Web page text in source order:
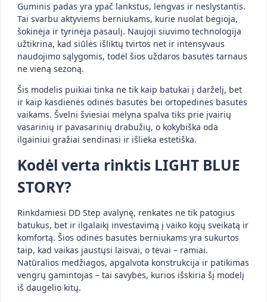
Guminis padas yra ypač lankstus, lengvas ir neslystantis.
Tai svarbu aktyviems berniukams, kurie nuolat bėgioja,
šokinėja ir tyrinėja pasaulį. Naujoji siuvimo technologija
užtikrina, kad siūlės išliktų tvirtos net ir intensyvaus
naudojimo sąlygomis, todėl šios uždaros basutės tarnaus
ne vieną sezoną.
Šis modelis puikiai tinka ne tik kaip batukai į darželį, bet
ir kaip kasdienės odinės basutės bei ortopedinės basutės
vaikams. Švelni šviesiai mėlyna spalva tiks prie įvairių
vasarinių ir pavasarinių drabužių, o kokybiška oda
ilgainiui gražiai sendinasi ir išlieka estetiška.
Kodėl verta rinktis LIGHT BLUE
STORY?
Rinkdamiesi DD Step avalynę, renkates ne tik patogius
batukus, bet ir ilgalaikį investavimą į vaiko kojų sveikatą ir
komfortą. Šios odinės basutės berniukams yra sukurtos
taip, kad vaikas jaustųsi laisvai, o tėvai – ramiai.
Natūralios medžiagos, apgalvota konstrukcija ir patikimas
vengrų gamintojas – tai savybės, kurios išskiria šį modelį
iš daugelio kitų.